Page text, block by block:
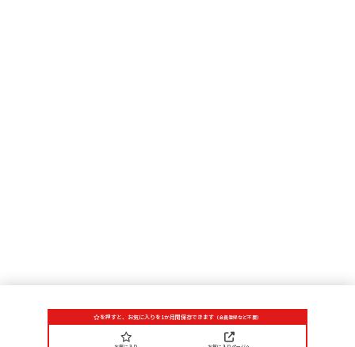
を押すと、お気に入りを1か月間保存できます （会員登録など不要）